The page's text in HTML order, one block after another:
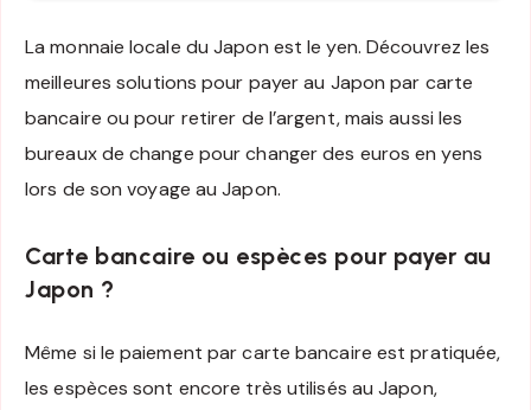
La monnaie locale du Japon est le yen. Découvrez les
meilleures solutions pour payer au Japon par carte
bancaire ou pour retirer de l’argent, mais aussi les
bureaux de change pour changer des euros en yens
lors de son voyage au Japon.
Carte bancaire ou espèces pour payer au
Japon ?
Même si le paiement par carte bancaire est pratiquée,
les espèces sont encore très utilisés au Japon,